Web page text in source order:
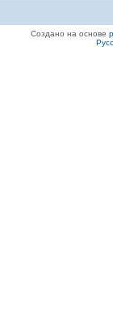
Создано на основе